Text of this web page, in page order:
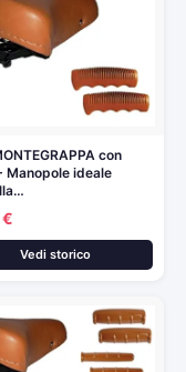
con
Manopole ideale
€
Vedi storico